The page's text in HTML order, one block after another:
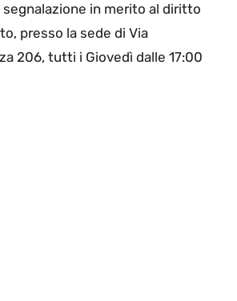
in merito al diritto
presso la sede di Via
206, tutti i Giovedì dalle 17:00